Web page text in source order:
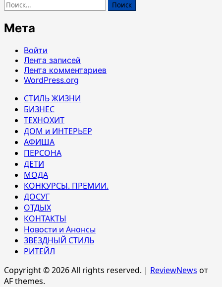
Найти:
Мета
Войти
Лента записей
Лента комментариев
WordPress.org
СТИЛЬ ЖИЗНИ
БИЗНЕС
ТЕХНОХИТ
ДОМ и ИНТЕРЬЕР
АФИША
ПЕРСОНА
ДЕТИ
МОДА
КОНКУРСЫ. ПРЕМИИ.
ДОСУГ
ОТДЫХ
КОНТАКТЫ
Новости и Анонсы
ЗВЕЗДНЫЙ СТИЛЬ
РИТЕЙЛ
Copyright © 2026 All rights reserved. | ReviewNews от
AF themes.